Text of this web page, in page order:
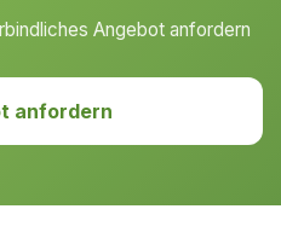
Angebot anfordern
anfordern